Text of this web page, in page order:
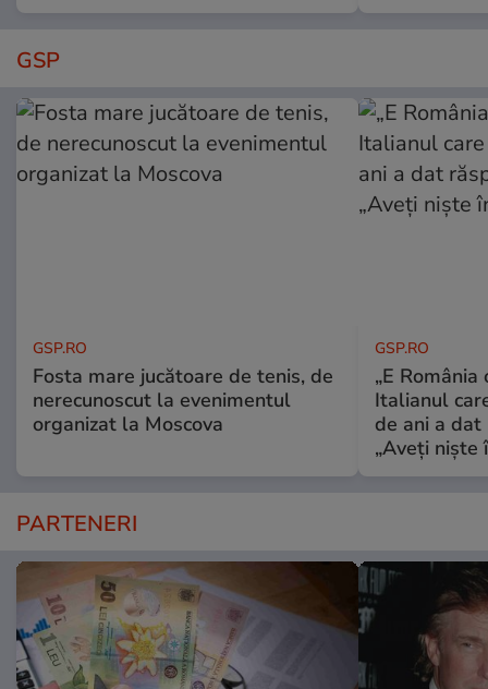
GSP
GSP.RO
Fosta mare jucătoare de tenis, de
nerecunoscut la evenimentul
organizat la Moscova
GSP.RO
„E
Italianul
de ani a
„Aveți niște
PARTENERI